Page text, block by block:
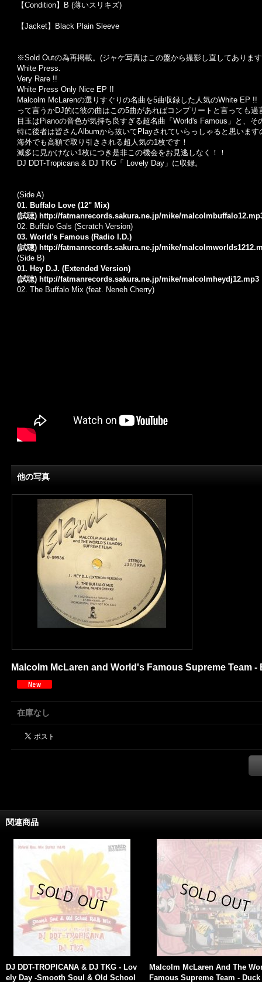
【Condition】B (薄いスリキズ)
【Jacket】Black Plain Sleeve
※Sold Outの為再掲載。 (ジャケ写真はこの盤から撮影し直してありま
White Press.
Very Rare !!
White Press Only Nice EP !!
Malcolm McLarenの選りすぐりの名曲を5曲収録した人気のWhite EP !!
って言うかDJ的に彼の曲はこの5曲があればコンプリートと言っても過
目玉はPianoの音色が気持ち良すぎる超名曲「World's Famous」と、
特に後者は皆さんAlbumから抜いてPlayされていらっしゃると思いま
海外でも高額で取り引きされる超人気の1枚です！
滅多に見かけない1枚につき是非この機会をお見逃しなく！！
DJ DDT-Tropicana & DJ TKG「 Lovely Day」に収録。
(Side A)
01. Buffalo Love (12" Mix)
(試聴) http://fatmanrecords.sakura.ne.jp/mike/
02. Buffalo Gals (Scratch Version)
03. World's Famous (Radio I.D.)
(試聴) http://fatmanrecords.sakura.ne.jp/mike/
(Side B)
01. Hey D.J. (Extended Version)
(試聴) http://fatmanrecords.sakura.ne.jp/mike/malcolmheydj12.mp3
02. The Buffalo Mix (feat. Neneh Cherry)
他の写真
Malcolm McLaren and World's Famous Supreme Team
在庫なし
関連商品
DJ DDT-TROPICANA & DJ TKG - Lov
ely Day -Smooth Soul & Old School
Malcolm McLaren And The
Famous Supreme Team -